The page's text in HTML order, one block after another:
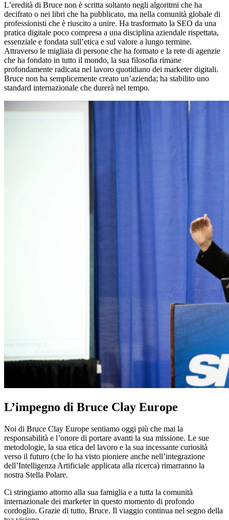
L’eredità di Bruce non è scritta soltanto negli algoritmi che ha
decifrato o nei libri che ha pubblicato, ma nella comunità globale di
professionisti che è riuscito a unire. Ha trasformato la SEO da una
pratica digitale poco compresa a una disciplina aziendale rispettata,
essenziale e fondata sull’etica e sul valore a lungo termine.
Attraverso le migliaia di persone che ha formato e la rete di agenzie
che ha fondato in tutto il mondo, la sua filosofia rimane
profondamente radicata nel lavoro quotidiano dei marketer digitali.
Bruce non ha semplicemente creato un’azienda; ha stabilito uno
standard internazionale che durerà nel tempo.
L’impegno di Bruce Clay Europe
Noi di Bruce Clay Europe sentiamo oggi più che mai la
responsabilità e l’onore di portare avanti la sua missione. Le sue
metodologie, la sua etica del lavoro e la sua incessante curiosità
verso il futuro (che lo ha visto pioniere anche nell’integrazione
dell’Intelligenza Artificiale applicata alla ricerca) rimarranno la
nostra Stella Polare.
Ci stringiamo attorno alla sua famiglia e a tutta la comunità
internazionale dei marketer in questo momento di profondo
cordoglio. Grazie di tutto, Bruce. Il viaggio continua nel segno della